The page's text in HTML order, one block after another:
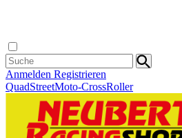
Anmelden Registrieren
QuadStreetMoto-CrossRoller